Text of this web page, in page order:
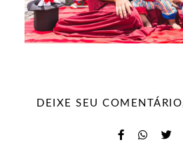
DEIXE SEU